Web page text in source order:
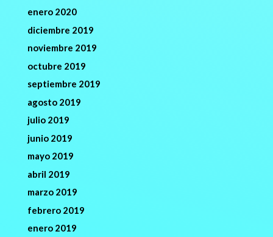
enero 2020
diciembre 2019
noviembre 2019
octubre 2019
septiembre 2019
agosto 2019
julio 2019
junio 2019
mayo 2019
abril 2019
marzo 2019
febrero 2019
enero 2019